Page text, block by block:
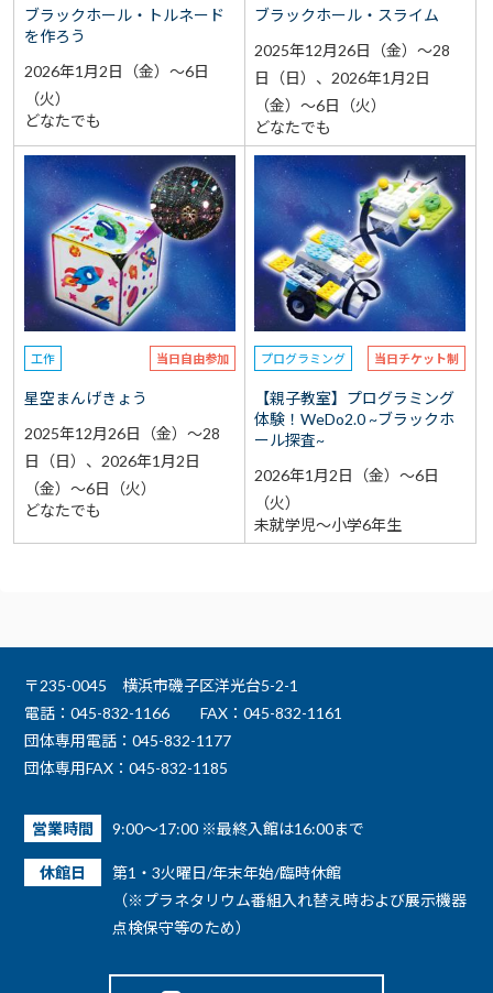
ブラックホール・トルネード
を作ろう
2026年1月2日（金）～6日
（火）
どなたでも
ブラックホール・スライム
2025年12月26日（金）～28
日（日）、2026年1月2日
（金）～6日（火）
どなたでも
工作 当日自由参加
星空まんげきょう
2025年12月26日（金）～28
日（日）、2026年1月2日
（金）～6日（火）
どなたでも
プログラミング 当日チケット制
【親子教室】プログラミング
体験！WeDo2.0 ~ブラックホ
ール探査~
2026年1月2日（金）～6日
（火）
未就学児～小学6年生
〒235-0045 横浜市磯子区洋光台5-2-1
電話：045-832-1166
FAX：045-832-1161
団体専用電話：045-832-1177
団体専用FAX：045-832-1185
営業時間 9:00～17:00 ※最終入館は16:00まで
休館日
第1・3火曜日/年末年始/臨時休館
（※プラネタリウム番組入れ替え時および展示機器
点検保守等のため）